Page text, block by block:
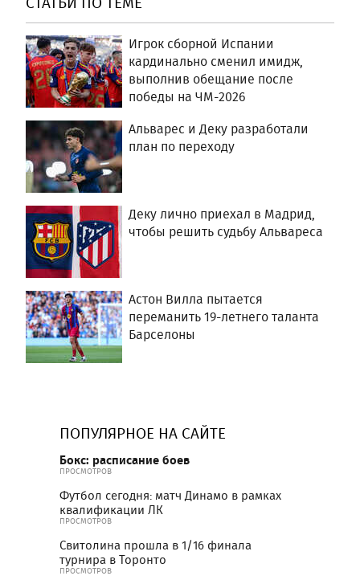
Игрок сборной Испании
кардинально сменил имидж,
выполнив обещание после
победы на ЧМ-2026
Альварес и Деку разработали
план по переходу
Деку лично приехал в Мадрид,
чтобы решить судьбу Альвареса
Астон Вилла пытается
переманить 19-летнего таланта
Барселоны
ПОПУЛЯРНОЕ НА САЙТЕ
Бокс: расписание боев
ПРОСМОТРОВ
Футбол сегодня: матч Динамо в рамках
квалификации ЛК
ПРОСМОТРОВ
Свитолина прошла в 1/16 финала
турнира в Торонто
ПРОСМОТРОВ